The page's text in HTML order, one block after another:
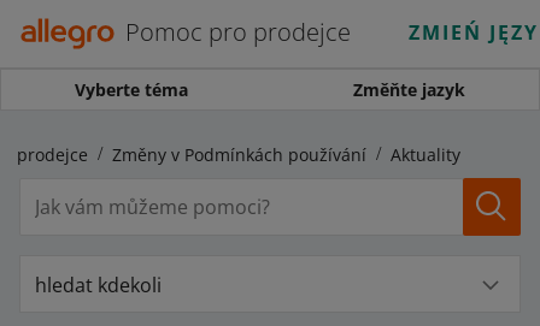
Pomoc pro prodejce ZMIEŃ
Vyberte téma Změňte jazyk
prodejce Změny v Podmínkách používání Aktuality
hledat kdekoli